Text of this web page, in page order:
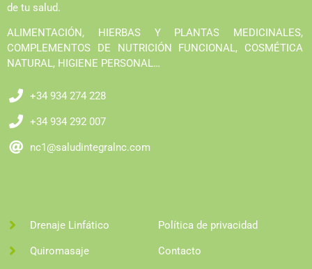
de tu salud.
ALIMENTACIÓN, HIERBAS Y PLANTAS MEDICINALES,
COMPLEMENTOS DE NUTRICIÓN FUNCIONAL, COSMÉTICA
NATURAL, HIGIENE PERSONAL…
+34 934 274 228
+34 934 292 007
nc1@saludintegralnc.com
Drenaje Linfático
Quiromasaje
Política de privacidad
Contacto